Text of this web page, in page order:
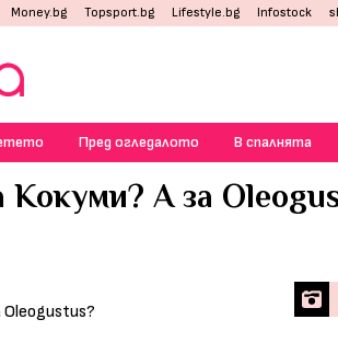
Money.bg Topsport.bg Lifestyle.bg Infostock
Пред огледалото В спалнята
Кокуми? А за